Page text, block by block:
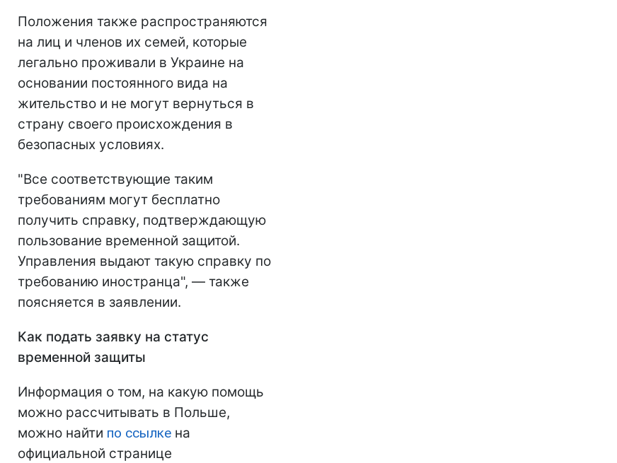
Положения также распространяются
на лиц и членов их семей, которые
легально проживали в Украине на
основании постоянного вида на
жительство и не могут вернуться в
страну своего происхождения в
безопасных условиях.
"Все соответствующие таким
требованиям могут бесплатно
получить справку, подтверждающую
пользование временной защитой.
Управления выдают такую справку по
требованию иностранца", — также
поясняется в заявлении.
Как подать заявку на статус
временной защиты
Информация о том, на какую помощь
можно рассчитывать в Польше,
можно найти по ссылке на
официальной странице